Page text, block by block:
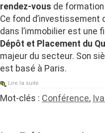
rendez-vous de formation
Ce fond
dans l’immobilier est une
Dépôt et Placement du
majeur du secteur. Son
est basé à Paris.
Lire la suite
Mot-clés : Conférence,